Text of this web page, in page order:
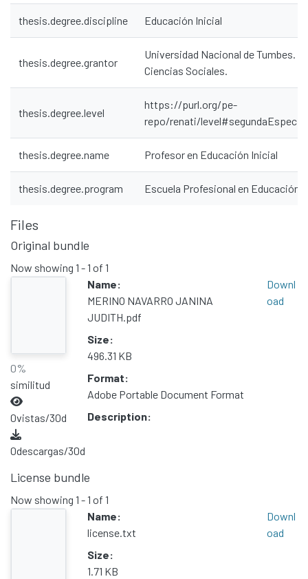
Communities & Collections
All of DSpace
thesis.degree.discipline Educación Inicial
thesis.degree.grantor
Universidad Nacional de Tumbes.
Ciencias Sociales.
thesis.degree.level
https://purl.org/pe-
repo/renati/
thesis.degree.name Profesor en Educación Inicial
thesis.degree.program Escuela Profesional en Educación
Files
Original bundle
Now showing 1 - 1 of 1
0%
similitud
0vistas/30d
0descargas/30d
Name:
MERINO NAVARRO JANINA
JUDITH.pdf
Size:
496.31 KB
Format:
Adobe Portable Document Format
Description:
Downl
oad
License bundle
Now showing 1 - 1 of 1
Name:
license.txt
Size:
1.71 KB
Downl
oad